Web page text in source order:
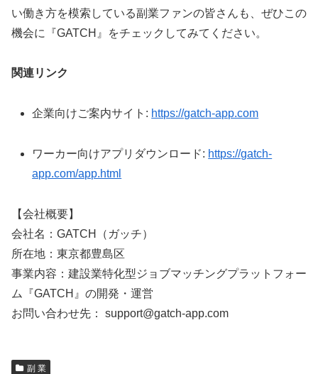
い働き方を模索している副業ファンの皆さんも、ぜひこの
機会に『GATCH』をチェックしてみてください。
関連リンク
企業向けご案内サイト: https://gatch-app.com
ワーカー向けアプリダウンロード: https://gatch-
app.com/app.html
【会社概要】
会社名：GATCH（ガッチ）
所在地：東京都豊島区
事業内容：建設業特化型ジョブマッチングプラットフォー
ム『GATCH』の開発・運営
お問い合わせ先： support@gatch-app.com
副 業